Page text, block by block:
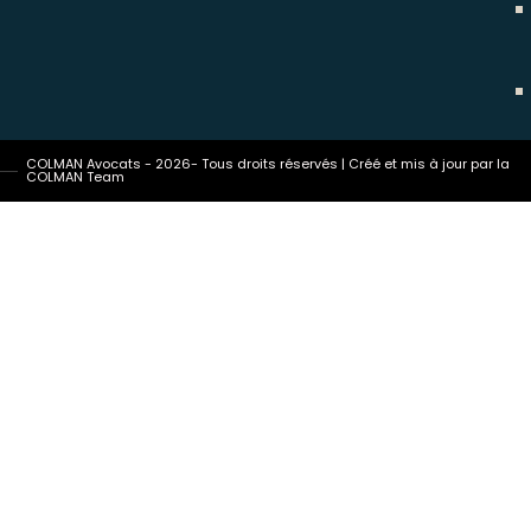
COLMAN Avocats - 2026- Tous droits réservés | Créé et mis à jour par la
COLMAN Team